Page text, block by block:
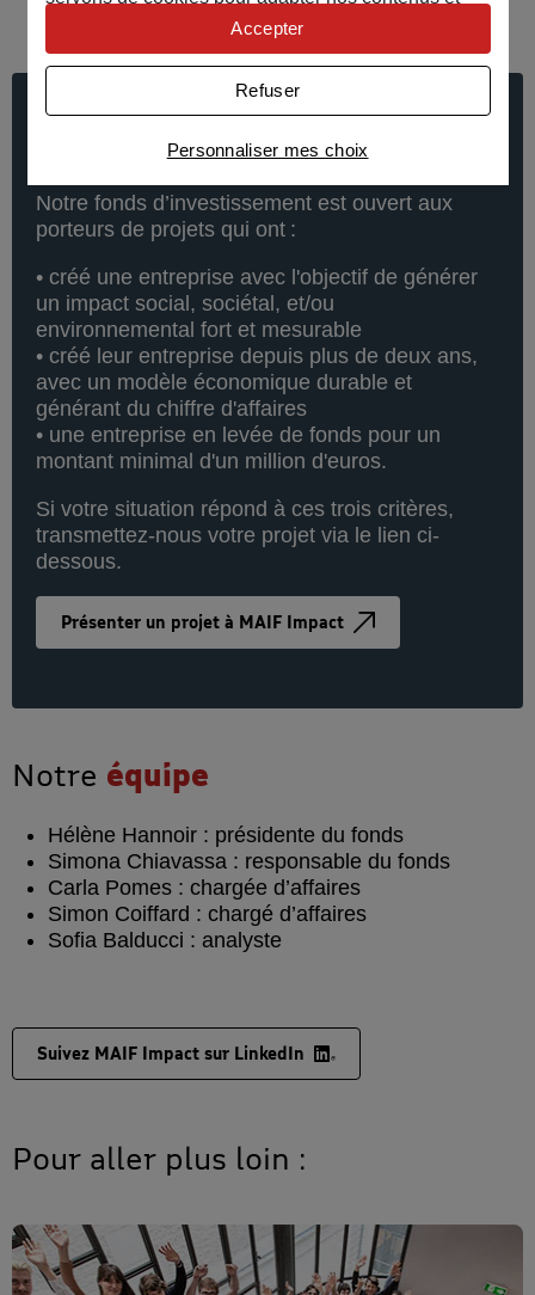
Notre fonds d’investissement est ouvert aux
porteurs de projets qui ont :
• créé une entreprise avec l'objectif de générer
un impact social, sociétal, et/ou
environnemental fort et mesurable
• créé leur entreprise depuis plus de deux ans,
avec un modèle économique durable et
générant du chiffre d'affaires
• une entreprise en levée de fonds pour un
montant minimal d'un million d'euros.
Si votre situation répond à ces trois critères,
transmettez-nous votre projet via le lien ci-
dessous.
Présenter un projet à MAIF Impact
Notre équipe
Hélène Hannoir : présidente du fonds
Simona Chiavassa : responsable du fonds
Carla Pomes : chargée d’affaires
Simon Coiffard : chargé d’affaires
Sofia Balducci : analyste
Suivez MAIF Impact sur LinkedIn
Pour aller plus loin :
personnaliser nos offres
Univers publicitaire: nous utilisons avec nos
partenaires des cookies pour afficher des publicités
Connaître notre politique cookies et la liste de nos
Personnaliser mes choix
Refuser
Accepter